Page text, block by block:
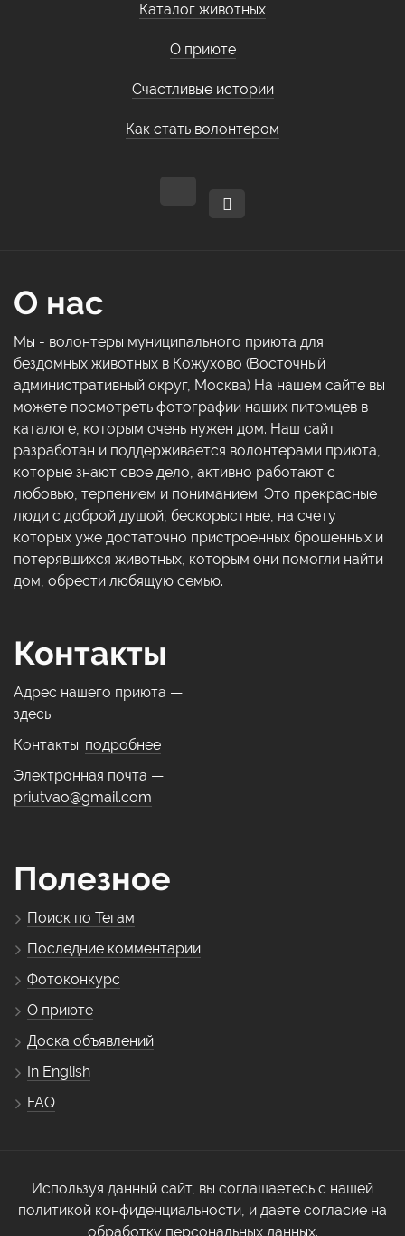
Каталог животных
О приюте
Счастливые истории
Как стать волонтером
О нас
Мы - волонтеры муниципального приюта для
бездомных животных в Кожухово (Восточный
административный округ, Москва) На нашем сайте вы
можете посмотреть фотографии наших питомцев в
каталоге, которым очень нужен дом. Наш сайт
разработан и поддерживается волонтерами приюта,
которые знают свое дело, активно работают с
любовью, терпением и пониманием. Это прекрасные
люди с доброй душой, бескорыстные, на счету
которых уже достаточно пристроенных брошенных и
потерявшихся животных, которым они помогли найти
дом, обрести любящую семью.
Контакты
Адрес нашего приюта —
здесь
Контакты: подробнее
Электронная почта —
priutvao@gmail.com
Полезное
Поиск по Тегам
Последние комментарии
Фотоконкурс
О приюте
Доска объявлений
In English
FAQ
Используя данный сайт, вы соглашаетесь с нашей
политикой конфиденциальности, и даете согласие на
обработку персональных данных.